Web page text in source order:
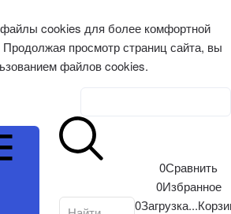
файлы cookies для более комфортной
просмотр страниц сайта, вы
файлов cookies.
0Сравнить
0Избранное
0Загрузка...